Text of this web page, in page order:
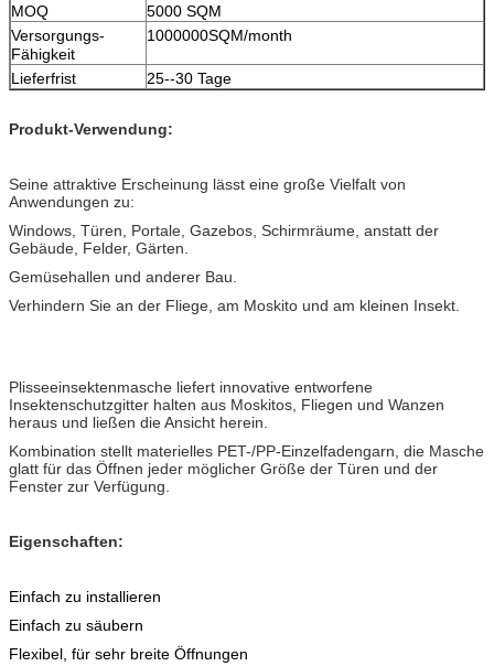
MOQ
5000 SQM
Versorgungs-
Fähigkeit
1000000SQM/month
Lieferfrist 25--30 Tage
Produkt-Verwendung:
Seine attraktive Erscheinung lässt eine große Vielfalt von
Anwendungen zu:
Windows, Türen, Portale, Gazebos, Schirmräume, anstatt der
Gebäude, Felder, Gärten.
Gemüsehallen und anderer Bau.
Verhindern Sie an der Fliege, am Moskito und am kleinen Insekt.
Plisseeinsektenmasche liefert innovative entworfene
Insektenschutzgitter halten aus Moskitos, Fliegen und Wanzen
heraus und ließen die Ansicht herein.
Kombination stellt materielles PET-/PP-Einzelfadengarn, die Masche
glatt für das Öffnen jeder möglicher Größe der Türen und der
Fenster zur Verfügung.
Eigenschaften:
Einfach zu installieren
Einfach zu säubern
Flexibel, für sehr breite Öffnungen